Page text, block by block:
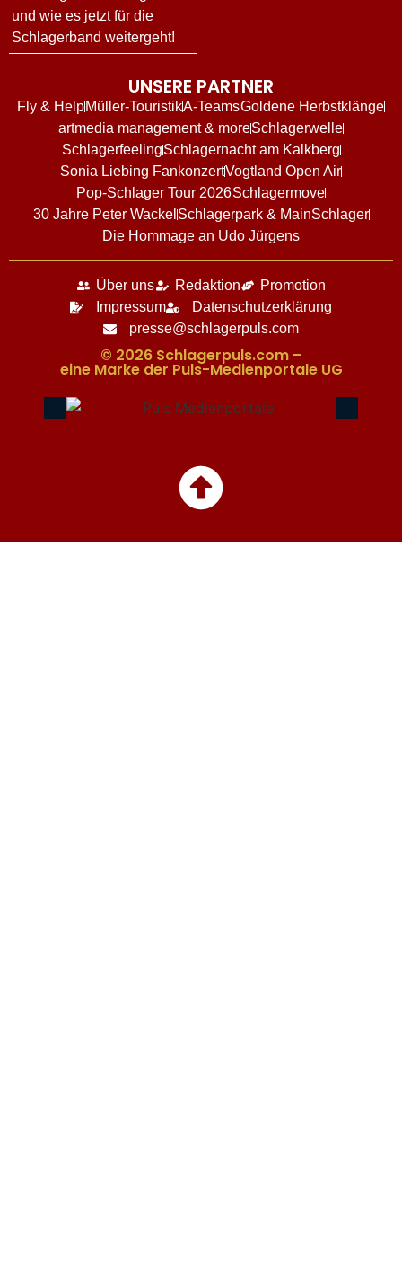
und wie es jetzt für die
Schlagerband weitergeht!
UNSERE PARTNER
Fly & HelpMüller-TouristikA-TeamsGoldene Herbstklänge
artmedia management & moreSchlagerwelle
SchlagerfeelingSchlagernacht am Kalkberg
Sonia Liebing FankonzertVogtland Open Air
Pop-Schlager Tour 2026Schlagermove
30 Jahre Peter Wackel Schlagerpark & MainSchlager
Die Hommage an Udo Jürgens
Über uns Redaktion
Promotion
Impressum
Datenschutzerklärung
presse@schlagerpuls.com
© 2026 Schlagerpuls.com –
eine Marke der Puls-Medienportale UG​